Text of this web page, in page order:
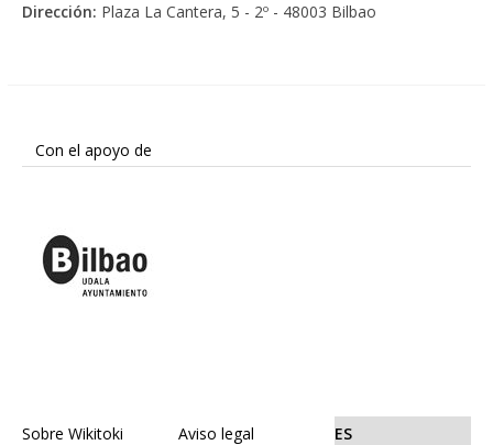
Dirección: Plaza La Cantera, 5 - 2º - 48003 Bilbao
Con el apoyo de
Sobre Wikitoki
Aviso legal
ES